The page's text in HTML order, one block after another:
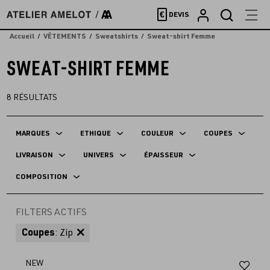
directement
au
€ DEVIS
Accueil VÊTEMENTS Sweatshirts Sweat-shirt Femme
SWEAT-SHIRT FEMME
8 RÉSULTATS
MARQUES ETHIQUE COULEUR COUPES
LIVRAISON UNIVERS ÉPAISSEUR
COMPOSITION
FILTERS ACTIFS
Coupes: Zip
NEW